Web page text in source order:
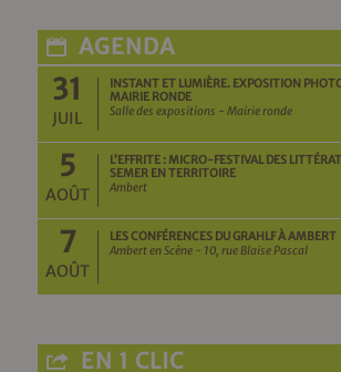
AGENDA
31
JUIL
INSTANT ET LUMIÈRE. EXPOSITION
MAIRIE RONDE
Salle des expositions - Mairie ronde
5
AOÛT
L’EFFRITE : MICRO-FESTIVAL DES
SEMER EN TERRITOIRE
Ambert
7
AOÛT
LES CONFÉRENCES DU GRAHLF À AMBERT
Ambert en Scène - 10, rue Blaise Pascal
EN 1 CLIC